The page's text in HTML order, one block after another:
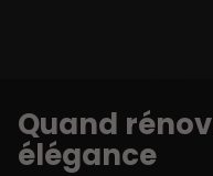
Quand
élégance